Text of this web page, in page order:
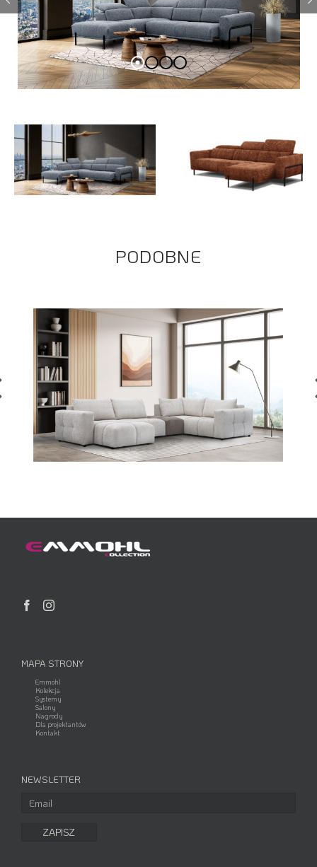
PODOBNE
MAPA STRONY
Emmohl
Kolekcja
Systemy
Salony
Nagrody
Dla projektantów
Kontakt
NEWSLETTER